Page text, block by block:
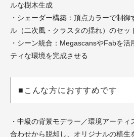
ルな樹木生成
・シェーダー構築：頂点カラーで制
ル（二次風・クラスタの揺れ）のセッ
・シーン統合：MegascansやFabを活
ティな環境を完成させる
■こんな方におすすめです
・中級の背景モデラー／環境アーテ
合わせから脱却し、オリジナルの植生